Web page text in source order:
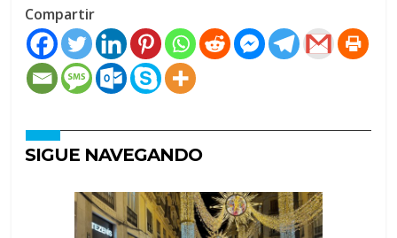
Compartir
SIGUE NAVEGANDO